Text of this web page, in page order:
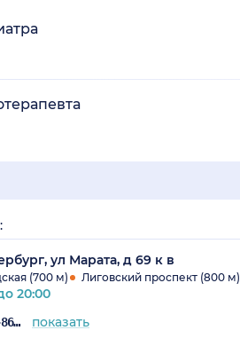
ул Марата, д 69 к в
(700 м) Лиговский проспект (800 м)
20:00
+7 (812) 509-86-03 показать